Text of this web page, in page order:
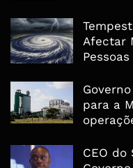
Afectar
para a
CEO